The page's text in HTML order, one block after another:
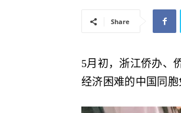
Share
5月初，浙江侨办、
经济困难的中国同